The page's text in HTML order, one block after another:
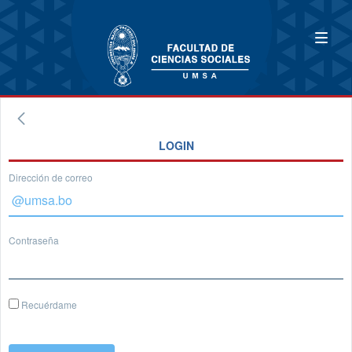
LOGIN
Dirección de correo
Contraseña
Recuérdame